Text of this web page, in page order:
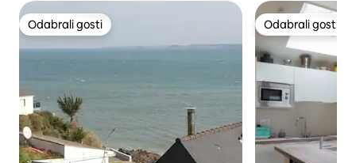
Odabrali gosti
Odabrali gosti Odabrali gosti
Odabrali gosti